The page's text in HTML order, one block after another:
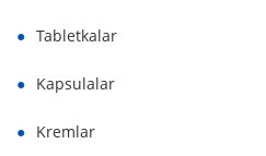
Tabletkalar
Kapsulalar
Kremlar